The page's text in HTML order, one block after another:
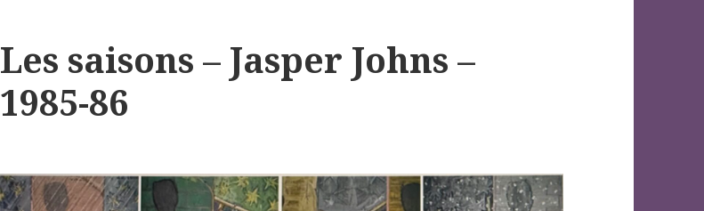
Les saisons – Jasper Johns –
1985-86